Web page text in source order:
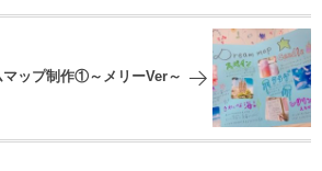
マップ制作①～メリーVer～